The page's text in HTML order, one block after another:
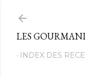
LES
INDEX DES